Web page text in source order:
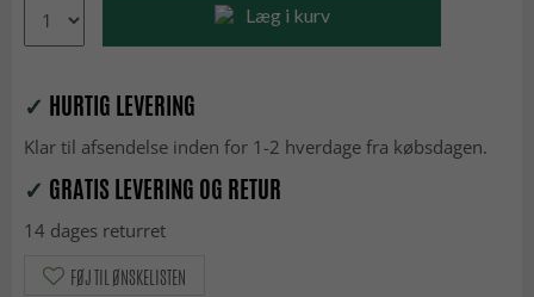
Læg i kurv
✓ HURTIG LEVERING
Klar til afsendelse inden for 1-2 hverdage fra købsdagen.
✓ GRATIS LEVERING OG RETUR
14 dages returret
FØJ TIL ØNSKELISTEN